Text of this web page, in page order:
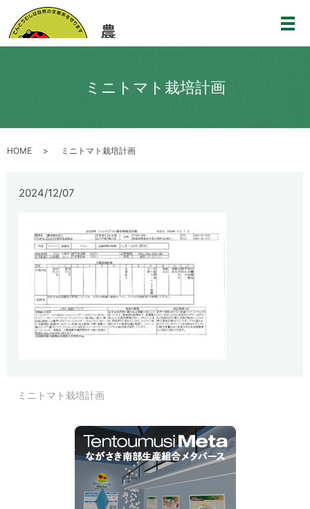
メ
ミニトマト栽培計画
HOME ミニトマト栽培計画
2024/12/07
ミニトマト栽培計画